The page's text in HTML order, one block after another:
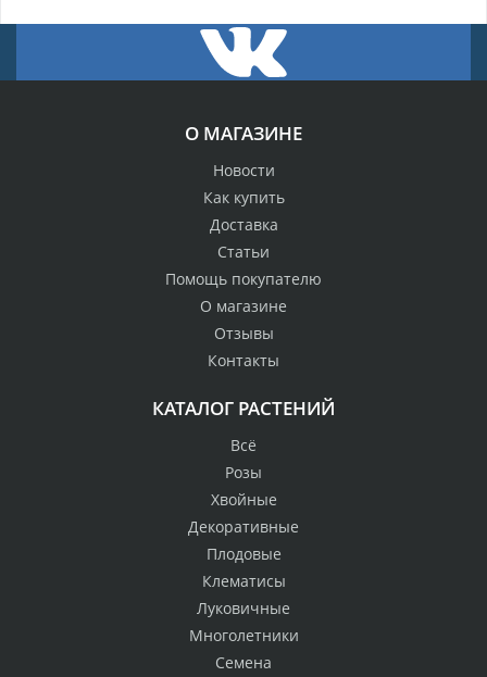
О МАГАЗИНЕ
Новости
Как купить
Доставка
Статьи
Помощь покупателю
О магазине
Отзывы
Контакты
КАТАЛОГ РАСТЕНИЙ
Всё
Розы
Хвойные
Декоративные
Плодовые
Клематисы
Луковичные
Многолетники
Семена